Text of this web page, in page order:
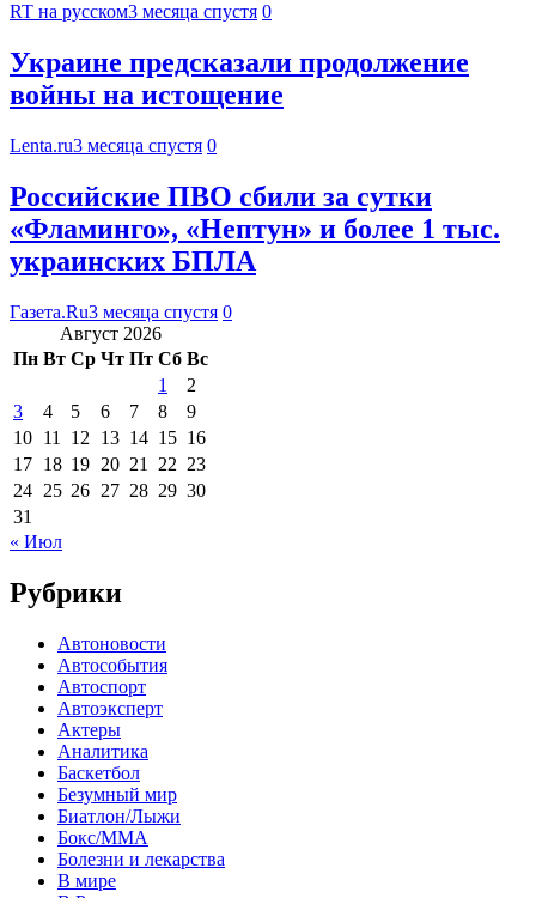
RT на русском3 месяца спустя 0
Украине предсказали продолжение
войны на истощение
Lenta.ru3 месяца спустя 0
Российские ПВО сбили за сутки
«Фламинго», «Нептун» и более 1 тыс.
украинских БПЛА
Газета.Ru3 месяца спустя 0
Август 2026
Пн Вт Ср Чт Пт Сб Вс
1
2
3
4 5 6 7 8
9
10 11 12 13 14 15 16
17 18 19 20 21 22 23
24 25 26 27 28 29 30
31
« Июл
Рубрики
Автоновости
Автособытия
Автоспорт
Автоэксперт
Актеры
Аналитика
Баскетбол
Безумный мир
Биатлон/Лыжи
Бокс/MMA
Болезни и лекарства
В мире